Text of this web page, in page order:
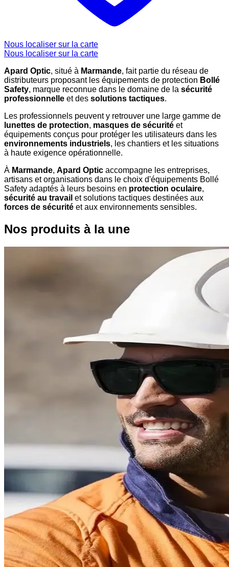
Nous localiser sur la carte
Nous localiser sur la carte
Apard Optic, situé à Marmande, fait partie du réseau de
distributeurs proposant les équipements de protection Bollé
Safety, marque reconnue dans le domaine de la sécurité
professionnelle et des solutions tactiques.
Les professionnels peuvent y retrouver une large gamme de
lunettes de protection, masques de sécurité et
équipements conçus pour protéger les utilisateurs dans les
environnements industriels, les chantiers et les situations
à haute exigence opérationnelle.
À Marmande, Apard Optic accompagne les entreprises,
artisans et organisations dans le choix d'équipements Bollé
Safety adaptés à leurs besoins en protection oculaire,
sécurité au travail et solutions tactiques destinées aux
forces de sécurité et aux environnements sensibles.
Nos produits à la une